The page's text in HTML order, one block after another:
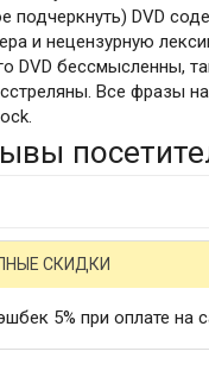
подчеркнуть) DVD
и нецензурную
DVD бессмысленны,
Все фразы
СКИДКИ
5% при оплате на